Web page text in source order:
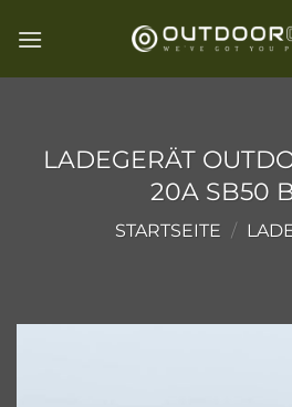
Inhalt
LADEGERÄT
20A SB50
STARTSEITE /